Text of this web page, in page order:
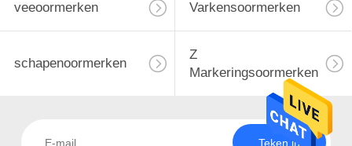
veeoormerken Varkensoormerken
schapenoormerken
Z
Markeringsoormerken
Teken in